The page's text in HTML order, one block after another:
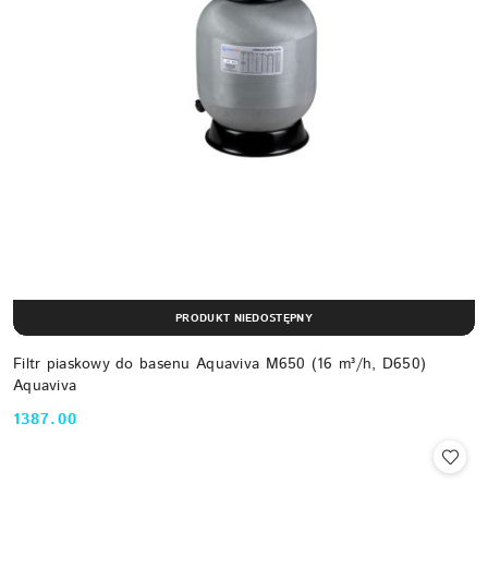
Filtr piaskowy do basenu Aquaviva M650 (16 m³/h, D650)
Aquaviva
Cena:
1387.00
PRODUKT NIEDOSTĘPNY